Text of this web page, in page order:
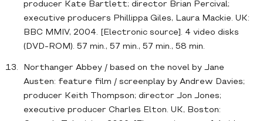
producer Kate Bartlett; director Brian Percival;
executive producers Phillippa Giles, Laura Mackie. UK:
BBC MMIV, 2004. [Electronic source]. 4 video disks
(DVD-ROM). 57 min., 57 min., 57 min., 58 min.
Northanger Abbey / based on the novel by Jane
Austen: feature film / screenplay by Andrew Davies;
producer Keith Thompson; director Jon Jones;
executive producer Charles Elton. UK, Boston: